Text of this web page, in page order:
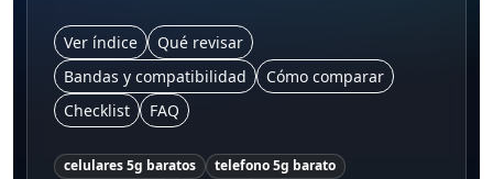
Ver índice
Qué revisar
Bandas y compatibilidad
Cómo comparar
Checklist
FAQ
celulares 5g baratos
telefono 5g barato